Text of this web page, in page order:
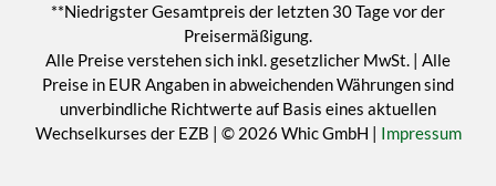
**Niedrigster Gesamtpreis der letzten 30 Tage vor der
Preisermäßigung.
Alle Preise verstehen sich inkl. gesetzlicher MwSt. | Alle
Preise in EUR Angaben in abweichenden Währungen sind
unverbindliche Richtwerte auf Basis eines aktuellen
Wechselkurses der EZB | © 2026 Whic GmbH | Impressum